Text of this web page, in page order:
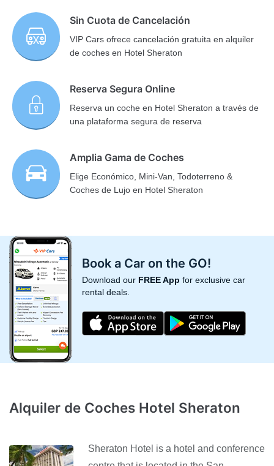
Sin Cuota de Cancelación
VIP Cars ofrece cancelación gratuita en alquiler
de coches en Hotel Sheraton
Reserva Segura Online
Reserva un coche en Hotel Sheraton a través de
una plataforma segura de reserva
Amplia Gama de Coches
Elige Económico, Mini-Van, Todoterreno &
Coches de Lujo en Hotel Sheraton
Book a Car on the GO!
Download our FREE App for exclusive car
rental deals.
Alquiler de Coches Hotel Sheraton
Sheraton Hotel is a hotel and conference